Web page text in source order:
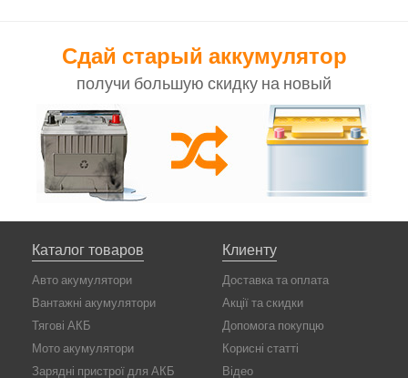
Сдай старый аккумулятор
получи большую скидку на новый
Каталог товаров
Авто акумулятори
Вантажні акумулятори
Тягові АКБ
Мото акумулятори
Зарядні пристрої для АКБ
Клиенту
Доставка та оплата
Акції та скидки
Допомога покупцю
Корисні статті
Відео